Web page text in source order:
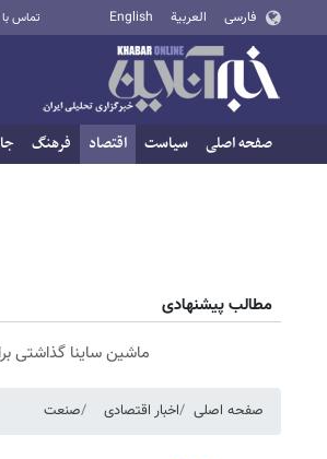
فارسی العربية English تماس با
صفحه اصلی سیاست اقتصاد فرهنگ
مطالب پیشنهادی
ماشین ساینا گذاشتی
صفحه اصلی اخبار اقتصادی صنعت